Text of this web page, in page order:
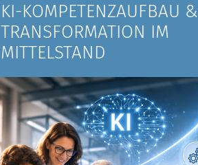
KI-KOMPETENZAUFBAU &
TRANSFORMATION IM
MITTELSTAND